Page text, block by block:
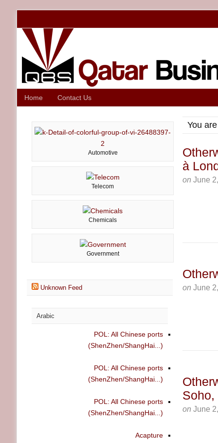
Home Contact Us
You
à
on June
on June
Soho,
on June
Automotive
Telecom
Chemicals
Government
Unknown Feed
Arabic
POL: All Chinese ports
(ShenZhen/ShangHai...)
POL: All Chinese ports
(ShenZhen/ShangHai...)
POL: All Chinese ports
(ShenZhen/ShangHai...)
Acapture